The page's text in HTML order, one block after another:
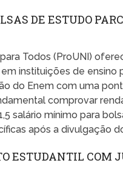
DE ESTUDO
Todos (ProUNI)
instituições de ensino
do Enem com uma
comprovar
salário mínimo para
após a divulgação
ESTUDANTIL COM